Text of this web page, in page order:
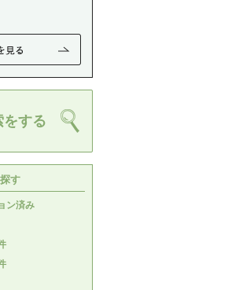
をする
す
ン済み